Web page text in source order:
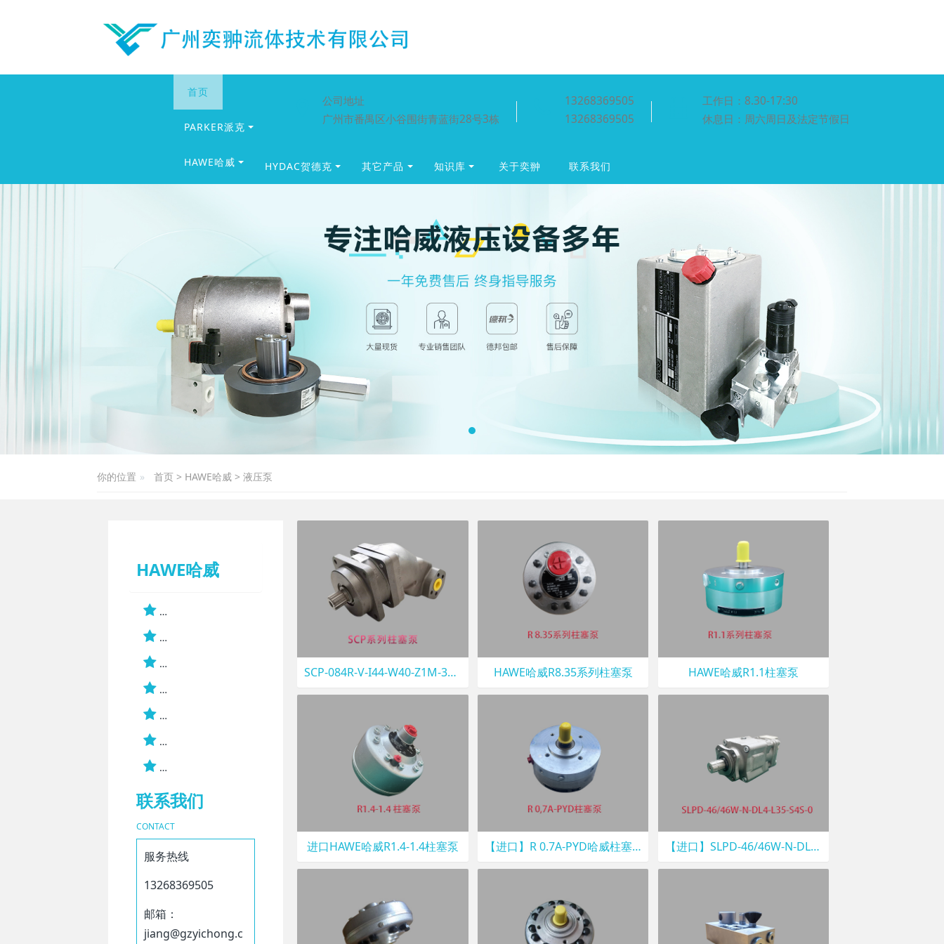
公司地址
广州市番禺区小谷围街青蓝街28号3栋
13268369505
13268369505
工作日：8.30-17:30
休息日：周六周日及法定节假日
首页
PARKER派克
HAWE哈威 HYDAC贺德克 其它产品 知识库 关于奕翀 联系我们
你的位置 首页 > HAWE哈威 >液压泵
SCP-084R-V-I44-W40-Z1M-300哈威柱 HAWE哈威R8.35系列柱塞泵 HAWE哈威R1.1柱塞泵
进口HAWE哈威R1.4-1.4柱塞泵 【进口】R 0.7A-PYD哈威柱塞泵 【进口】SLPD-46/46W-N-DL4-L35-S4S-
HAWE哈威
联系我们
CONTACT
服务热线
13268369505
邮箱：
jiang@gzyichong.c